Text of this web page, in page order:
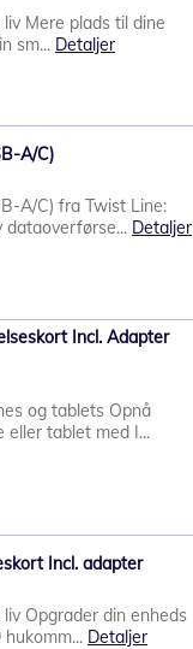
Mere plads til dine
sm... Detaljer
A/C)
A/C) fra Twist Line:
dataoverførse... Detaljer
Incl. Adapter
og tablets Opnå
eller tablet med I...
Incl. adapter
Opgrader din enheds
Detaljer